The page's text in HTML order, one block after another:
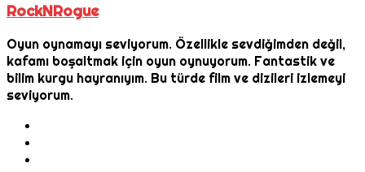
RockNRogue
Oyun oynamayı seviyorum. Özellikle sevdiğimden değil,
kafamı boşaltmak için oyun oynuyorum. Fantastik ve
bilim kurgu hayranıyım. Bu türde film ve dizileri izlemeyi
seviyorum.